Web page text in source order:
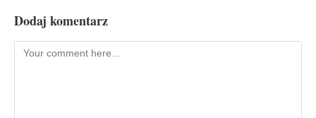
Dodaj komentarz